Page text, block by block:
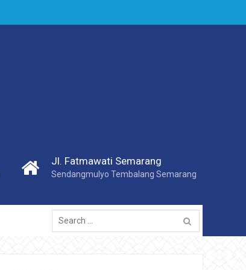
Jl. Fatmawati Semarang
Sendangmulyo Tembalang Semarang
Search
for: